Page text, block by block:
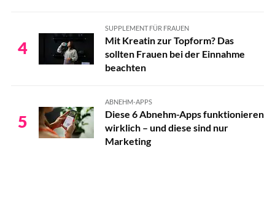
4
SUPPLEMENT FÜR FRAUEN
Mit Kreatin zur Topform? Das
sollten Frauen bei der Einnahme
beachten
5
ABNEHM-APPS
Diese 6 Abnehm-Apps funktionieren
wirklich – und diese sind nur
Marketing